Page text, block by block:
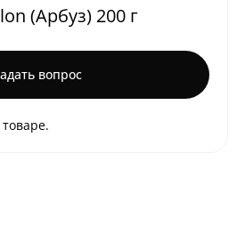
(Арбуз) 200 г
вопрос